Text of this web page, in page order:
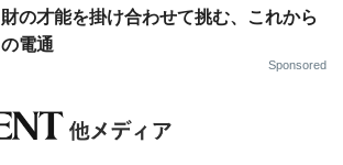
財の才能を掛け合わせて挑む、これから
の電通
Sponsored